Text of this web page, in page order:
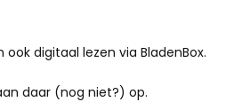
ook digitaal lezen via BladenBox.
daar (nog niet?) op.